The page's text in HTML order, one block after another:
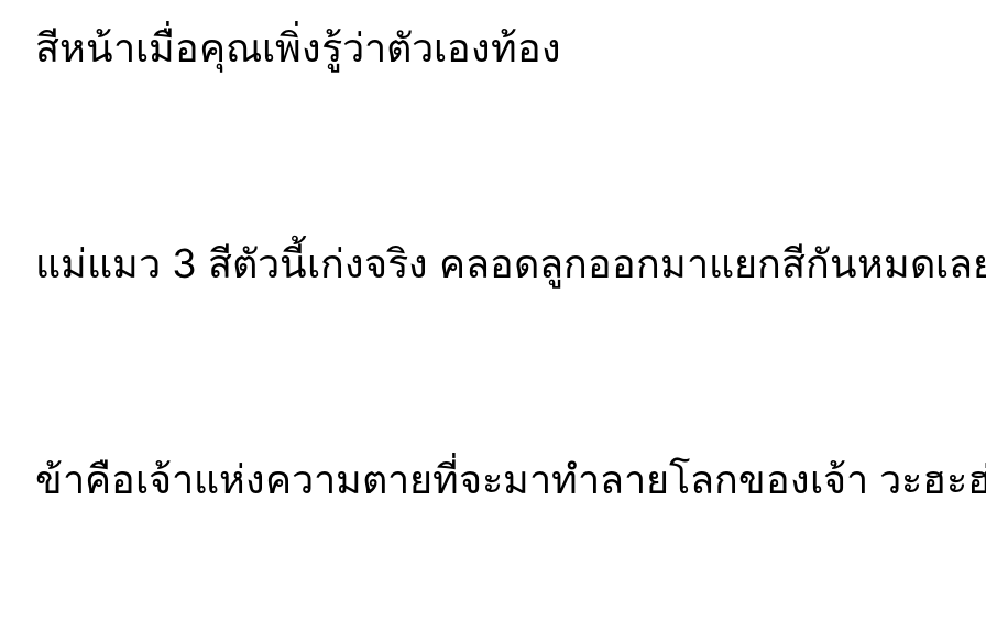
สีหน้าเมื่อคุณเพิ่งรู้ว่าตัวเองท้อง
แม่แมว 3 สีตัวนี้เก่งจริง คลอดลูกออกมาแยกสีกันหมดเล
ข้าคือเจ้าแห่งความตายที่จะมาทำลายโลกของเจ้า วะฮะ